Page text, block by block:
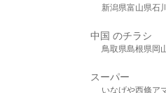
新潟県富山県石
中国 のチラシ
鳥取県島根県岡
スーパー
いなげや西條ア